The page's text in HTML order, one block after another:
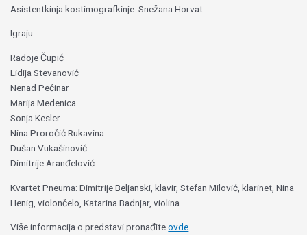
Asistentkinja kostimografkinje: Snežana Horvat
Igraju:
Radoje Čupić
Lidija Stevanović
Nenad Pećinar
Marija Medenica
Sonja Kesler
Nina Proročić Rukavina
Dušan Vukašinović
Dimitrije Aranđelović
Kvartet Pneuma: Dimitrije Beljanski, klavir, Stefan Milović, klarinet, Nina
Henig, violončelo, Katarina Badnjar, violina
Više informacija o predstavi pronađiteovde.